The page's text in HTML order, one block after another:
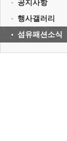
공지사항
행사갤러리
섬유패션소식